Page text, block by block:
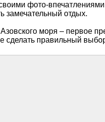
фото-
замечательный отдых.
моря – первое
сделать правильный